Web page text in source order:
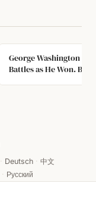
George Washington
Battles as He Won. But,
· Deutsch · 中文
· Русский